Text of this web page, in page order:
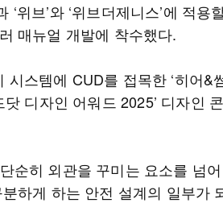
위브’와 ‘위브더제니스’에 적용
매뉴얼 개발에 착수했다.
스템에 CUD를 접목한 ‘히어&
디자인 어워드 2025’ 디자인
순히 외관을 꾸미는 요소를 넘
하게 하는 안전 설계의 일부가